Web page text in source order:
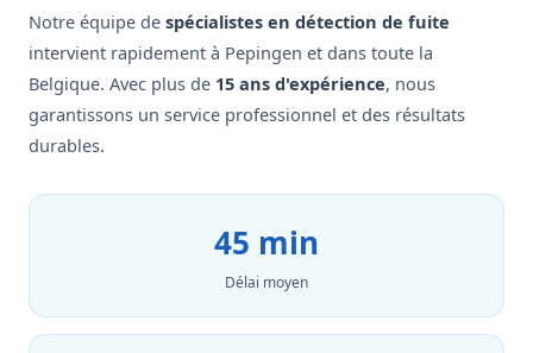
Notre équipe de spécialistes en détection de fuite
intervient rapidement à Pepingen et dans toute la
Belgique. Avec plus de 15 ans d'expérience, nous
garantissons un service professionnel et des résultats
durables.
45 min
Délai moyen